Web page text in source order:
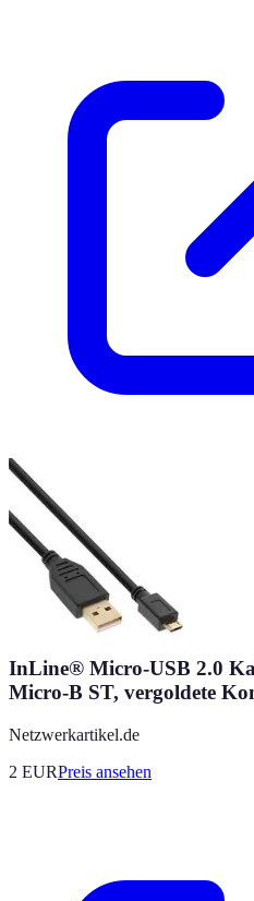
InLine® Micro-USB 2.0
Micro-B ST, vergoldete
Netzwerkartikel.de
2 EURPreis ansehen